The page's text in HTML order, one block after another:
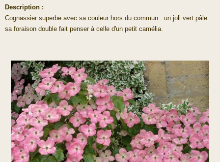
Description :
Cognassier superbe avec sa couleur hors du commun : un joli vert pâle.
sa foraison double fait penser à celle d'un petit camélia.